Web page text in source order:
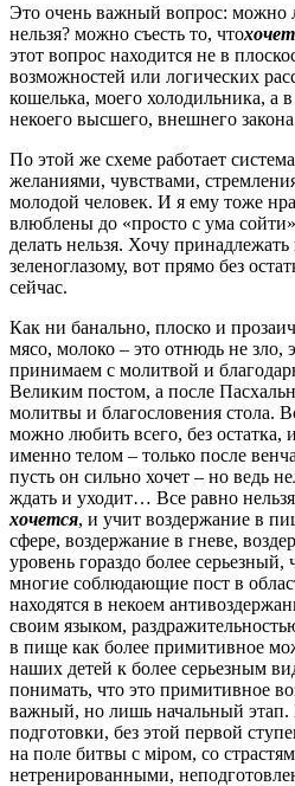
Это очень важный вопрос: можно
нельзя? можно съесть то, что
этот вопрос находится не в
возможностей или логических
кошелька, моего холодильника, а
некоего высшего, внешнего
По этой же схеме работает
желаниями, чувствами,
молодой человек. И я ему тоже
влюблены до «просто с ума
делать нельзя. Хочу
зеленоглазому, вот прямо без
сейчас.
Как ни банально, плоско и
мясо, молоко – это отнюдь не
принимаем с молитвой и
Великим постом, а после
молитвы и благословения стола.
можно любить всего, без
именно телом – только после
пусть он сильно хочет – но ведь
ждать и уходит… Все равно
хочется, и учит воздержание в
сфере, воздержание в гневе,
уровень гораздо более
многие соблюдающие пост в
находятся в некоем
своим языком,
в пище как более примитивное
наших детей к более серьезным
понимать, что это примитивное
важный, но лишь начальный этап.
подготовки, без этой первой
на поле битвы с мiром, со
нетренированными,